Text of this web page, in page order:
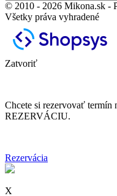
© 2010 - 2026 Mikona.sk -
Všetky práva vyhradené
Zatvoriť
Chcete si rezervovať termín
REZERVÁCIU.
Rezervácia
X